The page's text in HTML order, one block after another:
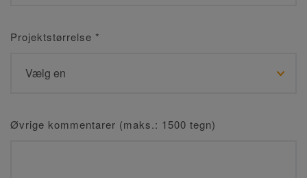
Projektstørrelse *
Øvrige kommentarer (maks.: 1500 tegn)